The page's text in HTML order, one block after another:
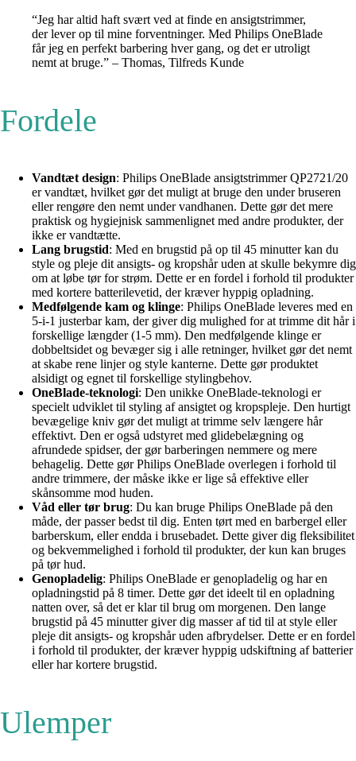
“Jeg har altid haft svært ved at finde en ansigtstrimmer,
der lever op til mine forventninger. Med Philips OneBlade
får jeg en perfekt barbering hver gang, og det er utroligt
nemt at bruge.” – Thomas, Tilfreds Kunde
Fordele
Vandtæt design: Philips OneBlade ansigtstrimmer QP2721/20
er vandtæt, hvilket gør det muligt at bruge den under bruseren
eller rengøre den nemt under vandhanen. Dette gør det mere
praktisk og hygiejnisk sammenlignet med andre produkter, der
ikke er vandtætte.
Lang brugstid: Med en brugstid på op til 45 minutter kan du
style og pleje dit ansigts- og kropshår uden at skulle bekymre dig
om at løbe tør for strøm. Dette er en fordel i forhold til produkter
med kortere batterilevetid, der kræver hyppig opladning.
Medfølgende kam og klinge: Philips OneBlade leveres med en
5-i-1 justerbar kam, der giver dig mulighed for at trimme dit hår i
forskellige længder (1-5 mm). Den medfølgende klinge er
dobbeltsidet og bevæger sig i alle retninger, hvilket gør det nemt
at skabe rene linjer og style kanterne. Dette gør produktet
alsidigt og egnet til forskellige stylingbehov.
OneBlade-teknologi: Den unikke OneBlade-teknologi er
specielt udviklet til styling af ansigtet og kropspleje. Den hurtigt
bevægelige kniv gør det muligt at trimme selv længere hår
effektivt. Den er også udstyret med glidebelægning og
afrundede spidser, der gør barberingen nemmere og mere
behagelig. Dette gør Philips OneBlade overlegen i forhold til
andre trimmere, der måske ikke er lige så effektive eller
skånsomme mod huden.
Våd eller tør brug: Du kan bruge Philips OneBlade på den
måde, der passer bedst til dig. Enten tørt med en barbergel eller
barberskum, eller endda i brusebadet. Dette giver dig fleksibilitet
og bekvemmelighed i forhold til produkter, der kun kan bruges
på tør hud.
Genopladelig: Philips OneBlade er genopladelig og har en
opladningstid på 8 timer. Dette gør det ideelt til en opladning
natten over, så det er klar til brug om morgenen. Den lange
brugstid på 45 minutter giver dig masser af tid til at style eller
pleje dit ansigts- og kropshår uden afbrydelser. Dette er en fordel
i forhold til produkter, der kræver hyppig udskiftning af batterier
eller har kortere brugstid.
Ulemper